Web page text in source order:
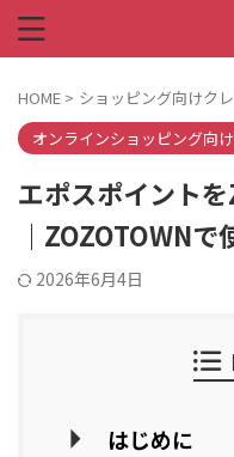
HOME > ショッピング向けク
オンラインショッピング向
エポスポイント
｜ZOZOTOWN
2026年6月4日
はじめに